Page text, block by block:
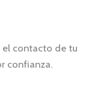
el contacto de tu
confianza.